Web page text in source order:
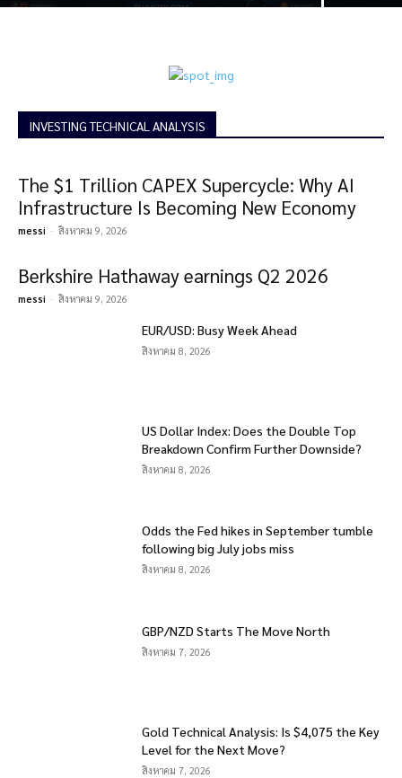
INVESTING TECHNICAL ANALYSIS
The $1 Trillion CAPEX Supercycle: Why AI
Infrastructure Is Becoming New Economy
messi - สิงหาคม 9, 2026
Berkshire Hathaway earnings Q2 2026
messi - สิงหาคม 9, 2026
EUR/USD: Busy Week Ahead
สิงหาคม 8, 2026
US Dollar Index: Does the Double Top
Breakdown Confirm Further Downside?
สิงหาคม 8, 2026
Odds the Fed hikes in September tumble
following big July jobs miss
สิงหาคม 8, 2026
GBP/NZD Starts The Move North
สิงหาคม 7, 2026
Gold Technical Analysis: Is $4,075 the Key
Level for the Next Move?
สิงหาคม 7, 2026